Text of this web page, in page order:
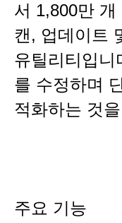
서 1,800만
캔, 업데이트
유틸리티입
를 수정하며
적화하는 것
주요 기능